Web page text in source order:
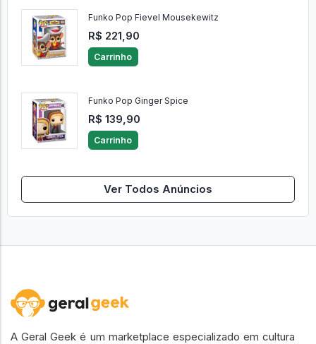
Funko Pop Fievel Mousekewitz
R$ 221,90
Carrinho
Funko Pop Ginger Spice
R$ 139,90
Carrinho
Ver Todos Anúncios
A Geral Geek é um marketplace especializado em cultura